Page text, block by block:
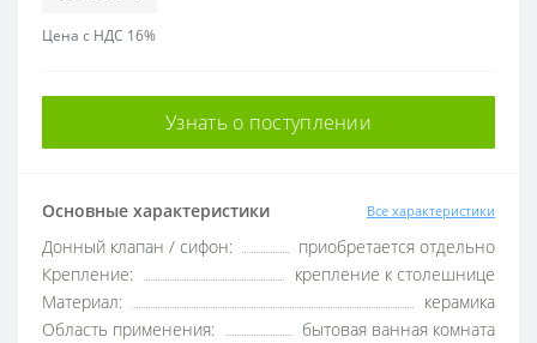
Цена с НДС 16%
Узнать о поступлении
Основные характеристики Все характеристики
Донный клапан / сифон:
приобретается отдельно
Крепление:
крепление к столешнице
Материал:
керамика
Область применения:
бытовая ванная комната